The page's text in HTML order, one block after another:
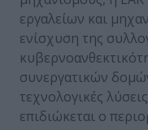
εργαλείων και
ενίσχυση της
συνεργατικών
τεχνολογικές
επιδιώκεται ο